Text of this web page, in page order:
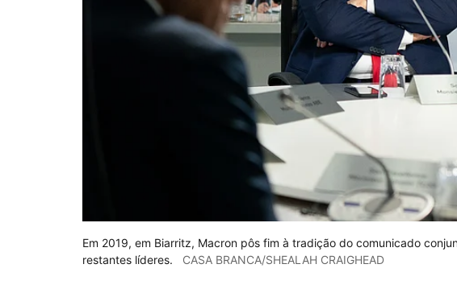
Em 2019, em Biarritz, Macron pôs fim à tradição do comunicado
restantes líderes.
CASA BRANCA/SHEALAH CRAIGHEAD